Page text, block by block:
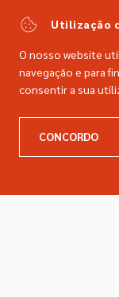
Catálogo
Utilização
O nosso website
navegação e para
consentir a sua
CONCORDO